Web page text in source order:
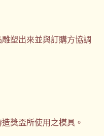
塑出來並與訂購方協調
獎盃所使用之模具。